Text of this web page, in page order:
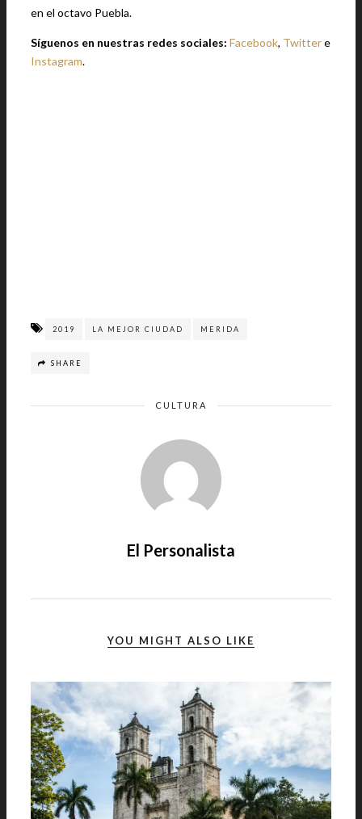
en el octavo Puebla.
Síguenos en nuestras redes sociales: Facebook, Twittere
Instagram.
2019 LA MEJOR CIUDAD MERIDA
SHARE
CULTURA
El Personalista
YOU MIGHT ALSO LIKE